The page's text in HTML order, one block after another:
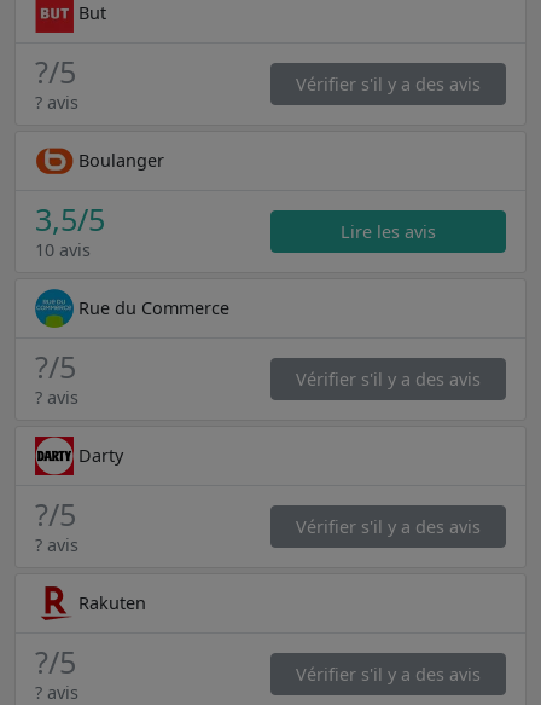
But
?/5
? avis
Vérifier s'il y a des avis
Boulanger
3,5/5
10 avis
Lire les avis
Rue du Commerce
?/5
? avis
Vérifier s'il y a des avis
Darty
?/5
? avis
Vérifier s'il y a des avis
Rakuten
?/5
? avis
Vérifier s'il y a des avis